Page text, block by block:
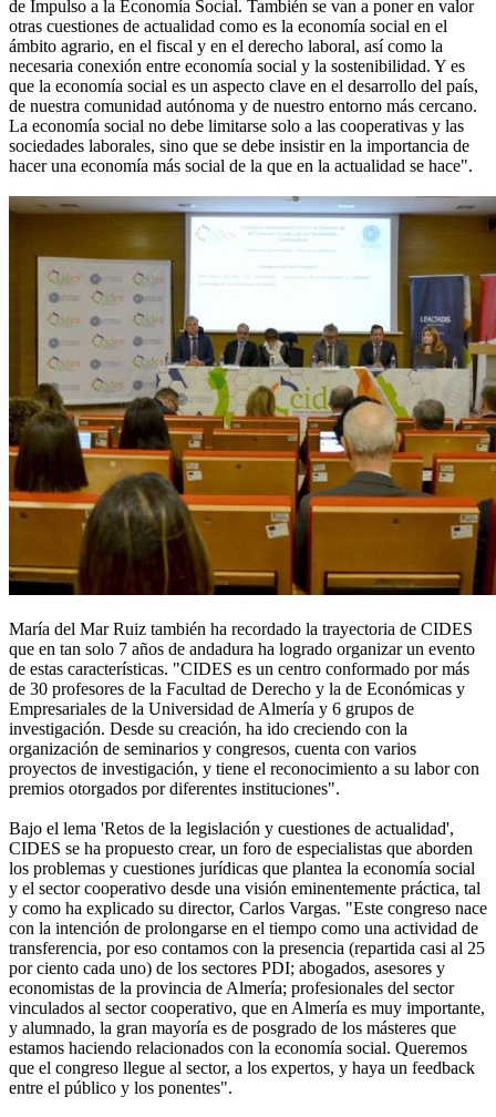
de Impulso a la Economía Social. También se van a poner en valor
otras cuestiones de actualidad como es la economía social en el
ámbito agrario, en el fiscal y en el derecho laboral, así como la
necesaria conexión entre economía social y la sostenibilidad. Y es
que la economía social es un aspecto clave en el desarrollo del país,
de nuestra comunidad autónoma y de nuestro entorno más cercano.
La economía social no debe limitarse solo a las cooperativas y las
sociedades laborales, sino que se debe insistir en la importancia de
hacer una economía más social de la que en la actualidad se hace".
María del Mar Ruiz también ha recordado la trayectoria de CIDES
que en tan solo 7 años de andadura ha logrado organizar un evento
de estas características. "CIDES es un centro conformado por más
de 30 profesores de la Facultad de Derecho y la de Económicas y
Empresariales de la Universidad de Almería y 6 grupos de
investigación. Desde su creación, ha ido creciendo con la
organización de seminarios y congresos, cuenta con varios
proyectos de investigación, y tiene el reconocimiento a su labor con
premios otorgados por diferentes instituciones".
Bajo el lema 'Retos de la legislación y cuestiones de actualidad',
CIDES se ha propuesto crear, un foro de especialistas que aborden
los problemas y cuestiones jurídicas que plantea la economía social
y el sector cooperativo desde una visión eminentemente práctica, tal
y como ha explicado su director, Carlos Vargas. "Este congreso nace
con la intención de prolongarse en el tiempo como una actividad de
transferencia, por eso contamos con la presencia (repartida casi al 25
por ciento cada uno) de los sectores PDI; abogados, asesores y
economistas de la provincia de Almería; profesionales del sector
vinculados al sector cooperativo, que en Almería es muy importante,
y alumnado, la gran mayoría es de posgrado de los másteres que
estamos haciendo relacionados con la economía social. Queremos
que el congreso llegue al sector, a los expertos, y haya un feedback
entre el público y los ponentes".